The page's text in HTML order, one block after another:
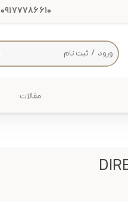
مقالات
۰۹۱۷۷۷۸۶۶۱۰
ورود / ثبت نام